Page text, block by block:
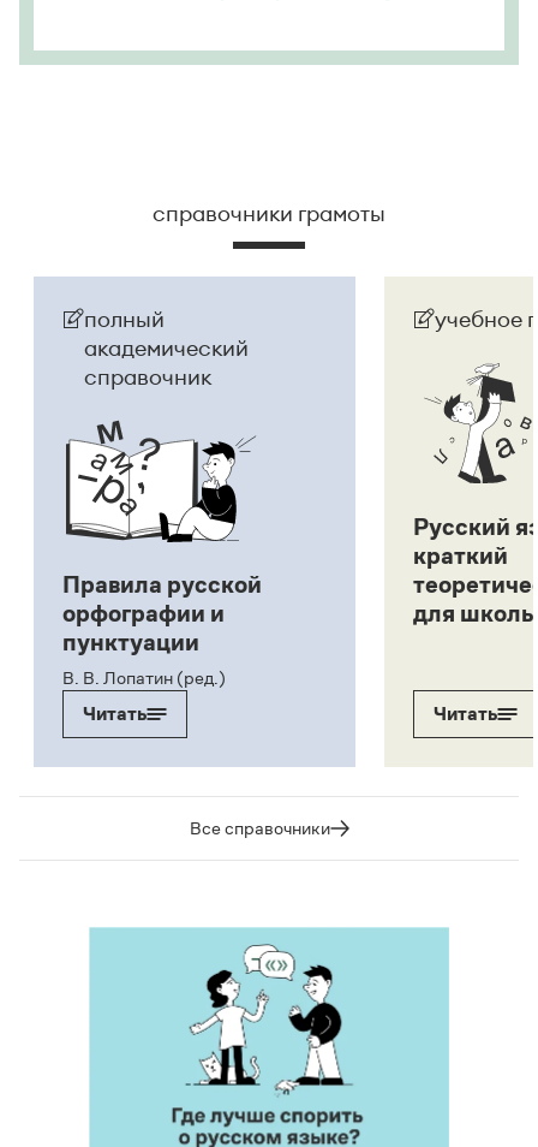
справочники грамоты
полный
академический
справочник
Правила русской
орфографии и
пунктуации
В. В. Лопатин (ред.)
Читать
учебное
Русский
краткий
для
Читать
Все справочники